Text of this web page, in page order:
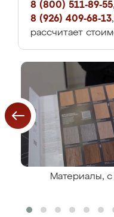
8 (800) 511-89-55,
8 (926) 409-68-13
рассчитает
Материалы,